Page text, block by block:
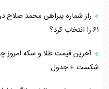
راز شماره پیراهن محمد صلاح
۶۱ را انتخاب کرد؟
شکست + جدول